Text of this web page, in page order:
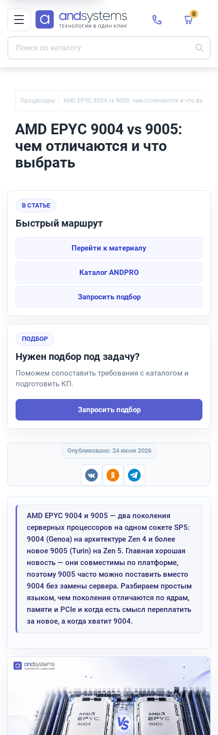
0
Процессоры AMD EPYC 9004 vs 9005: чем отличаются и что
AMD EPYC 9004 vs 9005:
чем отличаются и что
выбрать
В СТАТЬЕ
Быстрый маршрут
Перейти к материалу
Каталог ANDPRO
Запросить подбор
ПОДБОР
Нужен подбор под задачу?
Поможем сопоставить требования с каталогом и
подготовить КП.
Запросить подбор
Опубликовано: 24 июня 2026
AMD EPYC 9004 и 9005 — два поколения
серверных процессоров на одном сокете SP5:
9004 (Genoa) на архитектуре Zen 4 и более
новое 9005 (Turin) на Zen 5. Главная хорошая
новость — они совместимы по платформе,
поэтому 9005 часто можно поставить вместо
9004 без замены сервера. Разбираем простым
языком, чем поколения отличаются по ядрам,
памяти и PCIe и когда есть смысл переплатить
за новое, а когда хватит 9004.